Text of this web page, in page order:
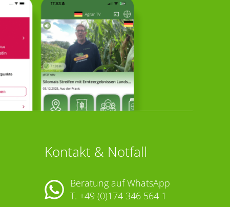
Kontakt & Notfall
Beratung auf WhatsApp
T. +49 (0)174 346 564 1